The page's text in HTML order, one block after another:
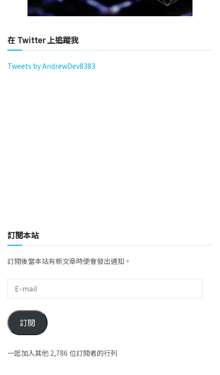
在 Twitter 上追蹤我
Tweets by AndrewDev8383
訂閱本站
訂閱後當本站有新文章時便會發出通知。
訂閱
一起加入其他 2,786 位訂閱者的行列